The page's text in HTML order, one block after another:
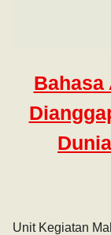
Bahasa
Unit Kegiatan